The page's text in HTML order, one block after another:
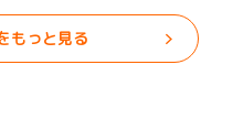
もっと見る